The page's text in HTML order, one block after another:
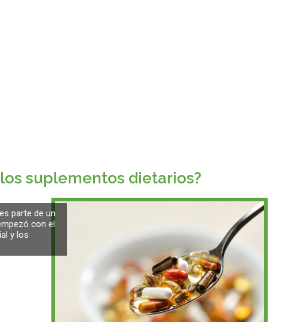
suplementos dietarios?
parte de un
con el
y los